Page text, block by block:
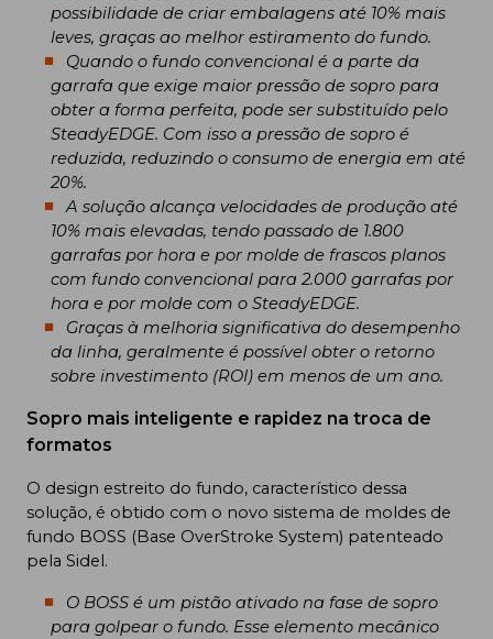
possibilidade de criar embalagens até 10% mais
leves, graças ao melhor estiramento do fundo.
Quando o fundo convencional é a parte da
garrafa que exige maior pressão de sopro para
obter a forma perfeita, pode ser substituído pelo
SteadyEDGE. Com isso a pressão de sopro é
reduzida, reduzindo o consumo de energia em até
20%.
A solução alcança velocidades de produção até
10% mais elevadas, tendo passado de 1.800
garrafas por hora e por molde de frascos planos
com fundo convencional para 2.000 garrafas por
hora e por molde com o SteadyEDGE.
Graças à melhoria significativa do desempenho
da linha, geralmente é possível obter o retorno
sobre investimento (ROI) em menos de um ano.
Sopro mais inteligente e rapidez na troca de
formatos
O design estreito do fundo, característico dessa
solução, é obtido com o novo sistema de moldes de
fundo BOSS (Base OverStroke System) patenteado
pela Sidel.
O BOSS é um pistão ativado na fase de sopro
para golpear o fundo. Esse elemento mecânico